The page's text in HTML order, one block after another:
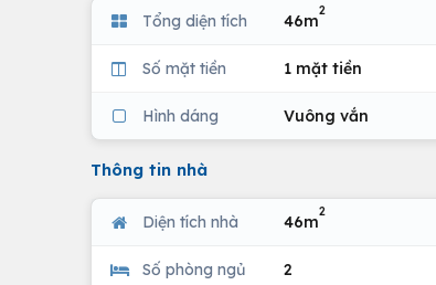
Tổng diện tích 46m
2
Số mặt tiền 1 mặt tiền
Hình dáng Vuông vắn
Thông tin nhà
Diện tích nhà 46m
2
Số phòng ngủ 2